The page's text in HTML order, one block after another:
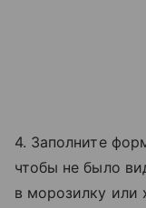
4. Заполните
чтобы не было
в морозилку или